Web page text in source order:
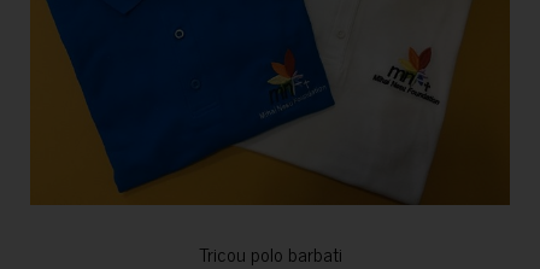
Tricou polo barbati